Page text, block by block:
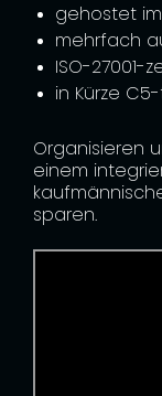
gehostet
mehrfach
ISO-27001-
in Kürze
Organisieren
einem
sparen.